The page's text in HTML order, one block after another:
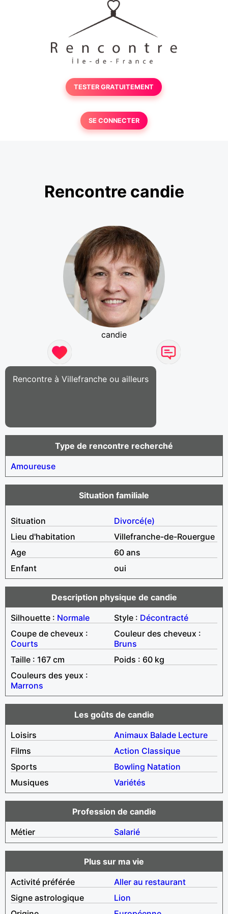
TESTER GRATUITEMENT
SE CONNECTER
Rencontre candie
candie
Rencontre à Villefranche ou ailleurs
Type de rencontre recherché
Amoureuse
Situation familiale
Situation
Divorcé(e)
Lieu d'habitation
Villefranche-de-Rouergue
Age
60 ans
Enfant
oui
Description physique de candie
Silhouette : Normale Style : Décontracté
Coupe de cheveux :
Courts
Couleur des cheveux :
Bruns
Taille : 167 cm
Poids : 60 kg
Couleurs des yeux :
Marrons
Les goûts de candie
Loisirs
Animaux Balade Lecture
Films
Action Classique
Sports
Bowling Natation
Musiques
Variétés
Profession de candie
Métier
Salarié
Plus sur ma vie
Activité préférée
Aller au restaurant
Signe astrologique
Lion